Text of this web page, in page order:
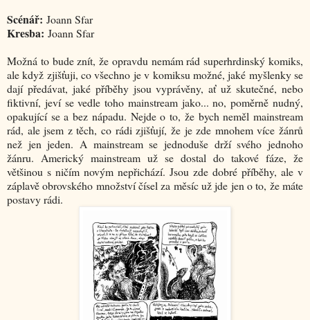
Scénář: Joann Sfar
Kresba: Joann Sfar
Možná to bude znít, že opravdu nemám rád superhrdinský komiks,
ale když zjišťuji, co všechno je v komiksu možné, jaké myšlenky se
dají předávat, jaké příběhy jsou vyprávěny, ať už skutečné, nebo
fiktivní, jeví se vedle toho mainstream jako... no, poměrně nudný,
opakující se a bez nápadu. Nejde o to, že bych neměl mainstream
rád, ale jsem z těch, co rádi zjišťují, že je zde mnohem více žánrů
než jen jeden. A mainstream se jednoduše drží svého jednoho
žánru. Americký mainstream už se dostal do takové fáze, že
většinou s ničím novým nepřichází. Jsou zde dobré příběhy, ale v
záplavě obrovského množství čísel za měsíc už jde jen o to, že máte
postavy rádi.